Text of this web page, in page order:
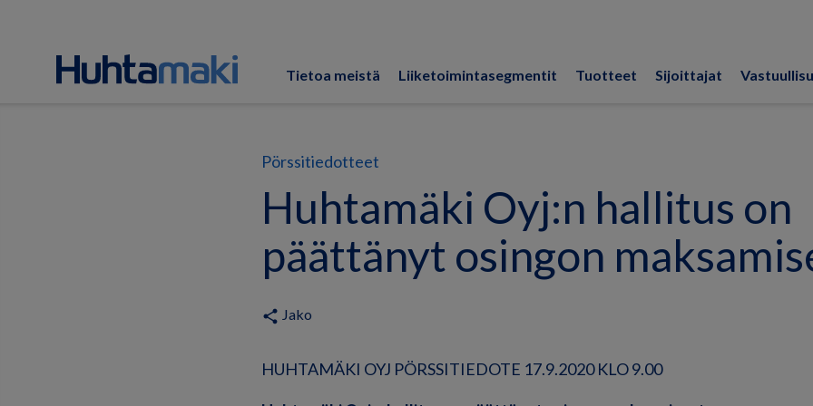
Tietoa meistä Liiketoimintasegmentit Tuotteet Sijoittajat
Pörssitiedotteet
Huhtamäki Oyj:n hallitus on
päättänyt osingon
share Jako
HUHTAMÄKI OYJ PÖRSSITIEDOTE 17.9.2020 KLO 9.00